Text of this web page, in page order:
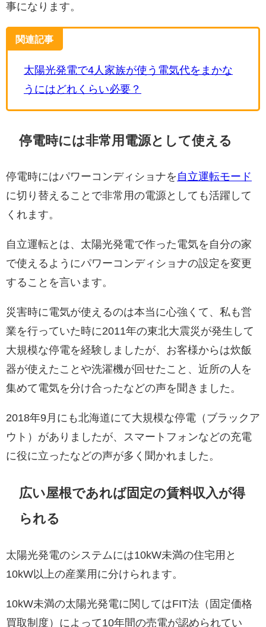
事になります。
関連記事
太陽光発電で4人家族が使う電気代をまかな
うにはどれくらい必要？
停電時には非常用電源として使える
停電時にはパワーコンディショナを 自立運転モード
に切り替えることで非常用の電源としても活躍して
くれます。
自立運転とは、太陽光発電で作った電気を自分の家
で使えるようにパワーコンディショナの設定を変更
することを言います。
災害時に電気が使えるのは本当に心強くて、私も営
業を行っていた時に2011年の東北大震災が発生して
大規模な停電を経験しましたが、お客様からは炊飯
器が使えたことや洗濯機が回せたこと、近所の人を
集めて電気を分け合ったなどの声を聞きました。
2018年9月にも北海道にて大規模な停電（ブラックア
ウト）がありましたが、スマートフォンなどの充電
に役に立ったなどの声が多く聞かれました。
広い屋根であれば固定の賃料収入が得
られる
太陽光発電のシステムには10kW未満の住宅用と
10kW以上の産業用に分けられます。
10kW未満の太陽光発電に関してはFIT法（固定価格
買取制度）によって10年間の売電が認められてい